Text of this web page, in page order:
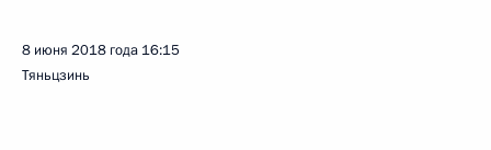
8 июня 2018 года 16:15
Тяньцзинь